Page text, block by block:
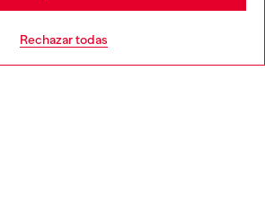
Rechazar todas